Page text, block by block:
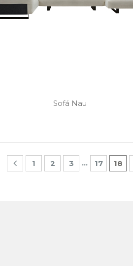
Sofá Nau
1 2 3 … 17 18